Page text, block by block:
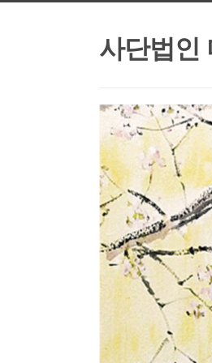
사단법인